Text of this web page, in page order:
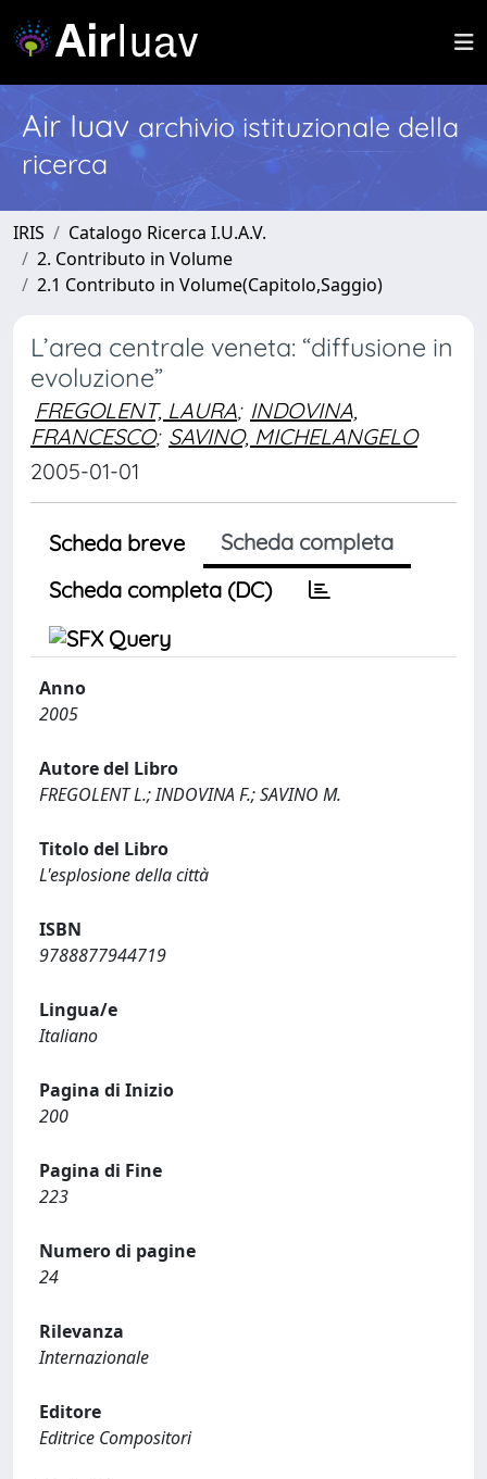
Air Iuav archivio istituzionale della
ricerca
IRIS
Catalogo Ricerca I.U.A.V.
2. Contributo in Volume
2.1 Contributo in Volume(Capitolo,Saggio)
L’area centrale veneta: “diffusione in
evoluzione”
FREGOLENT, LAURA; INDOVINA,
FRANCESCO; SAVINO, MICHELANGELO
2005-01-01
Scheda breve
Scheda completa
Scheda completa (DC)
Anno
2005
Autore del Libro
FREGOLENT L.; INDOVINA F.; SAVINO M.
Titolo del Libro
L'esplosione della città
ISBN
9788877944719
Lingua/e
Italiano
Pagina di Inizio
200
Pagina di Fine
223
Numero di pagine
24
Rilevanza
Internazionale
Editore
Editrice Compositori